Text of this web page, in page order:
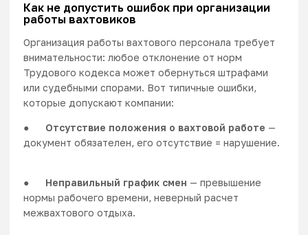
Как не допустить ошибок при организации
работы вахтовиков
Организация работы вахтового персонала требует
внимательности: любое отклонение от норм
Трудового кодекса может обернуться штрафами
или судебными спорами. Вот типичные ошибки,
которые допускают компании:
● Отсутствие положения о вахтовой работе —
документ обязателен, его отсутствие = нарушение.
● Неправильный график смен — превышение
нормы рабочего времени, неверный расчет
межвахтового отдыха.